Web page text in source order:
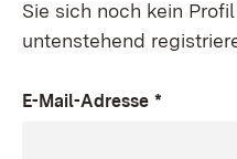
Sie sich noch kein
untenstehend
E-Mail-Adresse *